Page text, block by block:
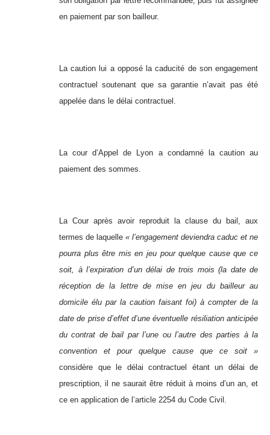
en paiement par son bailleur.
La caution lui a opposé la caducité de son engagement
contractuel soutenant que sa garantie n’avait pas été
appelée dans le délai contractuel.
La cour d’Appel de Lyon a condamné la caution au
paiement des sommes.
La Cour après avoir reproduit la clause du bail, aux
termes de laquelle « l’engagement deviendra caduc et ne
pourra plus être mis en jeu pour quelque cause que ce
soit, à l’expiration d’un délai de trois mois (la date de
réception de la lettre de mise en jeu du bailleur au
domicile élu par la caution faisant foi) à compter de la
date de prise d’effet d’une éventuelle résiliation anticipée
du contrat de bail par l’une ou l’autre des parties à la
convention et pour quelque cause que ce soit »
considère que le délai contractuel étant un délai de
prescription, il ne saurait être réduit à moins d’un an, et
ce en application de l’article 2254 du Code Civil.